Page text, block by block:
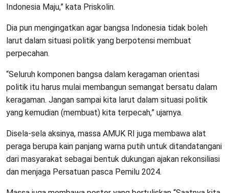
Indonesia Maju,” kata Priskolin.
Dia pun mengingatkan agar bangsa Indonesia tidak boleh
larut dalam situasi politik yang berpotensi membuat
perpecahan.
“Seluruh komponen bangsa dalam keragaman orientasi
politik itu harus mulai membangun semangat bersatu dalam
keragaman. Jangan sampai kita larut dalam situasi politik
yang kemudian (membuat) kita terpecah,” ujarnya.
Disela-sela aksinya, massa AMUK RI juga membawa alat
peraga berupa kain panjang warna putih untuk ditandatangani
dari masyarakat sebagai bentuk dukungan ajakan rekonsiliasi
dan menjaga Persatuan pasca Pemilu 2024.